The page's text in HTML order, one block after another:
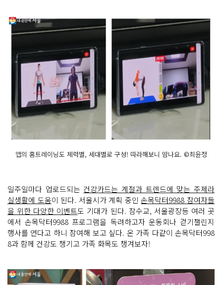
앱의 홈트레이닝도 체력별, 세대별로 구성! 따라해보니 땀나요. ©최윤정
일주일마다 업로드되는 건강카드는 계절과 트렌드에 맞는 주제라
실생활에 도움이 된다. 서울시가 계획 중인손목닥터9988 참여자들
을 위한 다양한 이벤트도 기대가 된다. 잠수교, 서울광장등 여러 곳
에서 손목닥터9988 프로그램을 독려하고자 운동회나 걷기챌린지
행사를 연다고 하니 참여해 보고 싶다. 온 가족 다같이 손목닥터998
8과 함께 건강도 챙기고 가족 화목도 챙겨보자!